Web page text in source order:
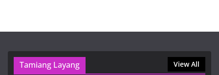
9 Agustus, 2026, 1:01 pm
Tamiang Layang View All